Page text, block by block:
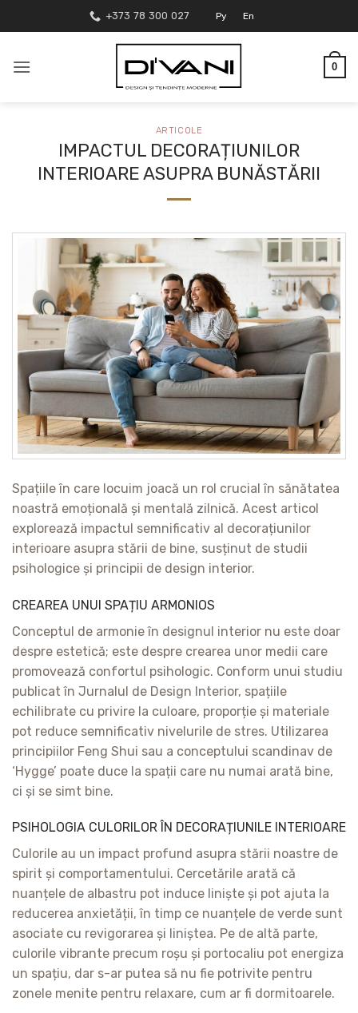
to
+373 78 300 027 Ру En
0
ARTICOLE
IMPACTUL DECORAȚIUNILOR
INTERIOARE ASUPRA BUNĂSTĂRII
Spațiile în care locuim joacă un rol crucial în sănătatea
noastră emoțională și mentală zilnică. Acest articol
explorează impactul semnificativ al decorațiunilor
interioare asupra stării de bine, susținut de studii
psihologice și principii de design interior.
CREAREA UNUI SPAȚIU ARMONIOS
Conceptul de armonie în designul interior nu este doar
despre estetică; este despre crearea unor medii care
promovează confortul psihologic. Conform unui studiu
publicat în Jurnalul de Design Interior, spațiile
echilibrate cu privire la culoare, proporție și materiale
pot reduce semnificativ nivelurile de stres. Utilizarea
principiilor Feng Shui sau a conceptului scandinav de
‘Hygge’ poate duce la spații care nu numai arată bine,
ci și se simt bine.
PSIHOLOGIA CULORILOR ÎN DECORAȚIUNILE INTERIOARE
Culorile au un impact profund asupra stării noastre de
spirit și comportamentului. Cercetările arată că
nuanțele de albastru pot induce liniște și pot ajuta la
reducerea anxietății, în timp ce nuanțele de verde sunt
asociate cu revigorarea și liniștea. Pe de altă parte,
culorile vibrante precum roșu și portocaliu pot energiza
un spațiu, dar s-ar putea să nu fie potrivite pentru
zonele menite pentru relaxare, cum ar fi dormitoarele.